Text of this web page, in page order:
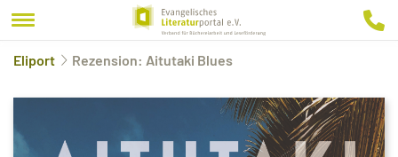
Eliport Rezension: Aitutaki Blues